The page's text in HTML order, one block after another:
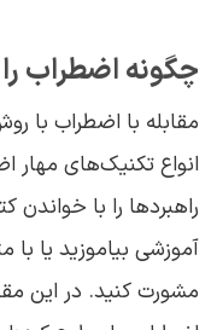
چگونه اضطراب
مقابله با اضطراب با
انواع تکنیک‌های مهار
راهبردها را با
آموزشی بیاموزید یا
مشورت کنید. در این